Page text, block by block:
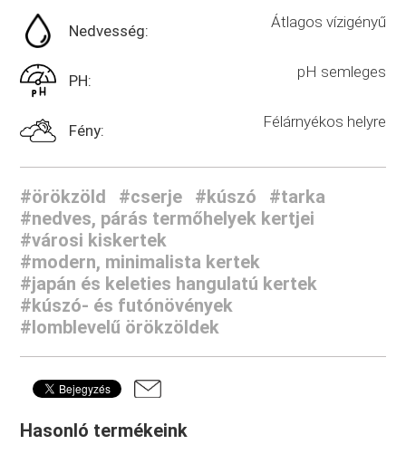
Nedvesség: Átlagos vízigényű
PH: pH semleges
Fény: Félárnyékos helyre
#örökzöld #cserje #kúszó
#tarka
#nedves, párás termőhelyek kertjei
#városi kiskertek
#modern, minimalista kertek
#japán és keleties hangulatú kertek
#kúszó- és futónövények
#lomblevelű örökzöldek
Hasonló termékeink